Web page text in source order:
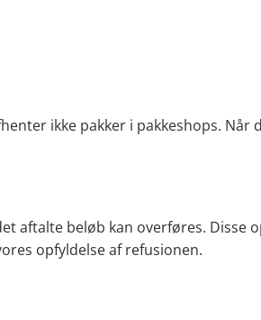
ikke pakker i pakkeshops.
aftalte beløb kan overføres. Disse
opfyldelse af refusionen.